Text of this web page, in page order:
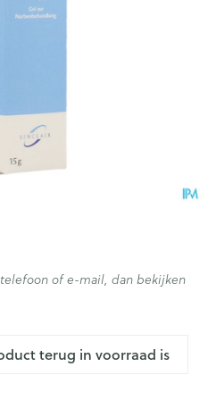
terug in voorraad is
of e-mail, dan bekijken